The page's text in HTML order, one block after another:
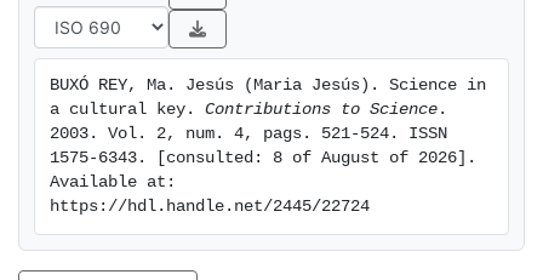
BUXÓ REY, Ma. Jesús (Maria Jesús). Science in
a cultural key. Contributions to Science .
2003. Vol. 2, num. 4, pags. 521-524. ISSN
1575-6343. [consulted: 8 of August of 2026].
Available at:
https://hdl.handle.net/2445/22724